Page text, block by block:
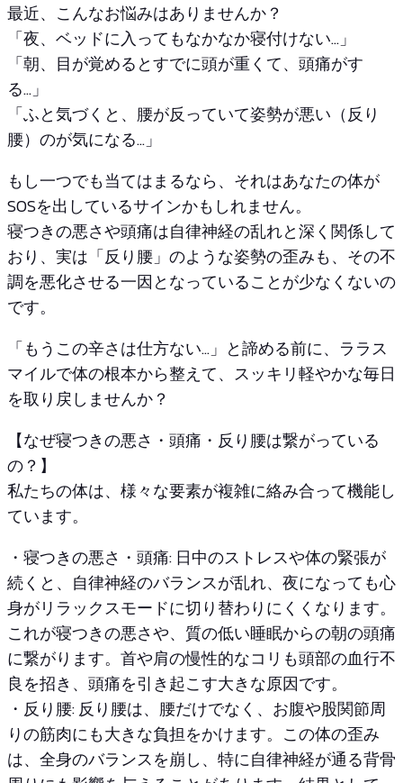
最近、こんなお悩みはありませんか？
「夜、ベッドに入ってもなかなか寝付けない…」
「朝、目が覚めるとすでに頭が重くて、頭痛がす
る…」
「ふと気づくと、腰が反っていて姿勢が悪い（反り
腰）のが気になる…」
もし一つでも当てはまるなら、それはあなたの体が
SOSを出しているサインかもしれません。
寝つきの悪さや頭痛は自律神経の乱れと深く関係して
おり、実は「反り腰」のような姿勢の歪みも、その不
調を悪化させる一因となっていることが少なくないの
です。
「もうこの辛さは仕方ない…」と諦める前に、ララス
マイルで体の根本から整えて、スッキリ軽やかな毎日
を取り戻しませんか？
【なぜ寝つきの悪さ・頭痛・反り腰は繋がっている
の？】
私たちの体は、様々な要素が複雑に絡み合って機能し
ています。
・寝つきの悪さ・頭痛: 日中のストレスや体の緊張が
続くと、自律神経のバランスが乱れ、夜になっても心
身がリラックスモードに切り替わりにくくなります。
これが寝つきの悪さや、質の低い睡眠からの朝の頭痛
に繋がります。首や肩の慢性的なコリも頭部の血行不
良を招き、頭痛を引き起こす大きな原因です。
・反り腰: 反り腰は、腰だけでなく、お腹や股関節周
りの筋肉にも大きな負担をかけます。この体の歪み
は、全身のバランスを崩し、特に自律神経が通る背骨